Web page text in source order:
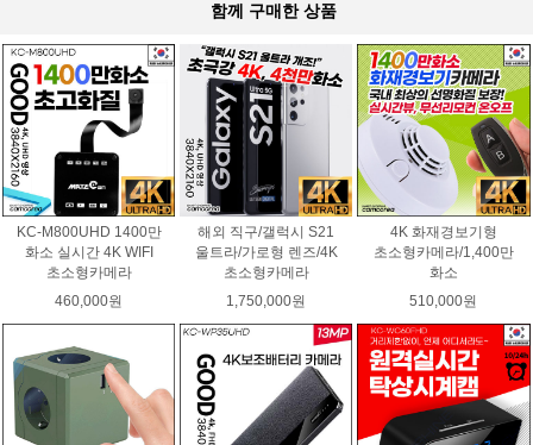
함께 구매한 상품
KC-M800UHD 1400만
화소 실시간 4K WIFI
초소형카메라
460,000원
해외 직구/갤럭시 S21
울트라/가로형 렌즈/4K
초소형카메라
1,750,000원
4K 화재경보기형
초소형카메라/1,400만
화소
510,000원